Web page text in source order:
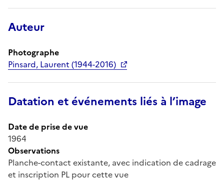
Auteur
Photographe
Pinsard, Laurent (1944-2016)
Datation et événements liés à l’image
Date de prise de vue
1964
Observations
Planche-contact existante, avec indication de cadrage
et inscription PL pour cette vue